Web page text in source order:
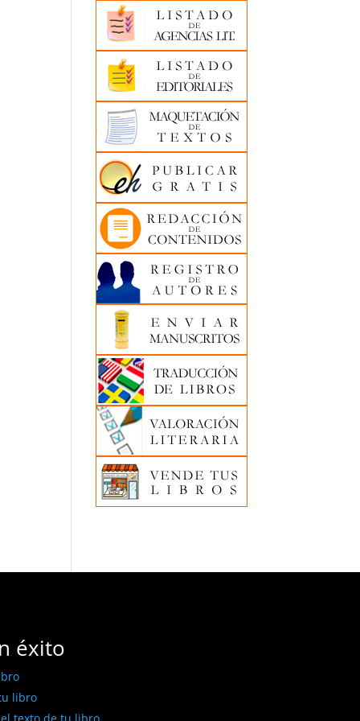
éxito
libro